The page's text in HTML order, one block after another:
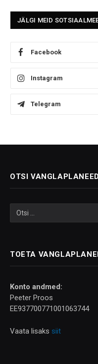
JÄLGI MEID
Facebook
Instagram
Telegram
OTSI
TOETA
Konto andmed:
Peeter Proos
EE937700771001063744
Vaata lisaks siit